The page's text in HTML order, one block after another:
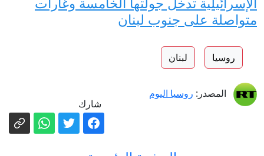
متواصلة على جنوب لبنان
روسيا لبنان
المصدر: روسيا اليوم
شارك